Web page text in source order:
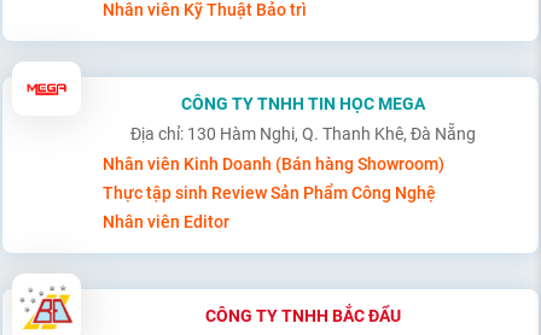
Nhân viên Kỹ Thuật Bảo trì
CÔNG TY TNHH TIN HỌC MEGA
Địa chỉ: 130 Hàm Nghi, Q. Thanh Khê, Đà Nẵng
Nhân viên Kinh Doanh (Bán hàng Showroom)
Thực tập sinh Review Sản Phẩm Công Nghệ
Nhân viên Editor
CÔNG TY TNHH BẮC ĐẨU